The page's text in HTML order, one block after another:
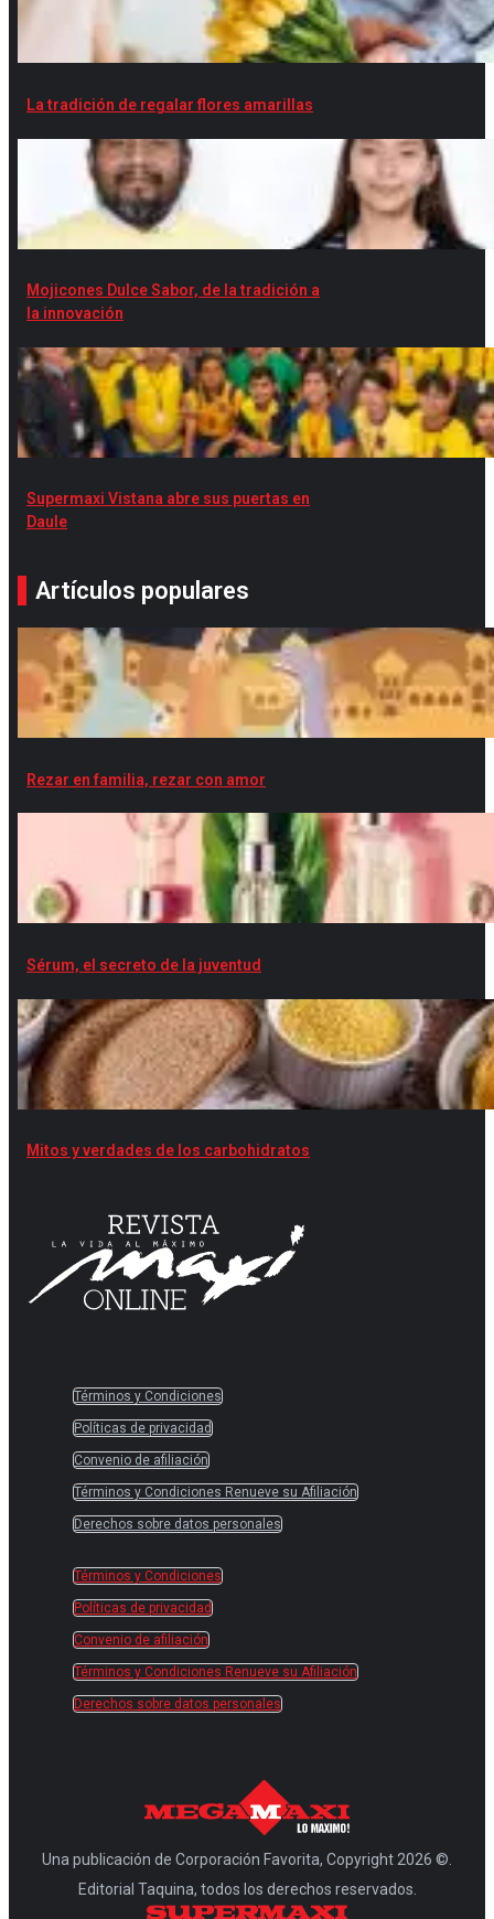
La tradición de regalar flores amarillas
Mojicones Dulce Sabor, de la tradición a
la innovación
Supermaxi Vistana abre sus puertas en
Daule
Artículos populares
Rezar en familia, rezar con amor
Sérum, el secreto de la juventud
Mitos y verdades de los carbohidratos
Términos y Condiciones
Políticas de privacidad
Convenio de afiliación
Términos y Condiciones Renueve su Afiliación
Derechos sobre datos personales
Términos y Condiciones
Políticas de privacidad
Convenio de afiliación
Términos y Condiciones Renueve su Afiliación
Derechos sobre datos personales
Una publicación de Corporación Favorita, Copyright 2026 ©.
Editorial Taquina, todos los derechos reservados.